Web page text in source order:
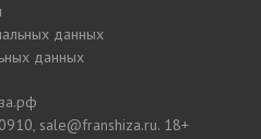
данных
данных
sale@franshiza.ru. 18+